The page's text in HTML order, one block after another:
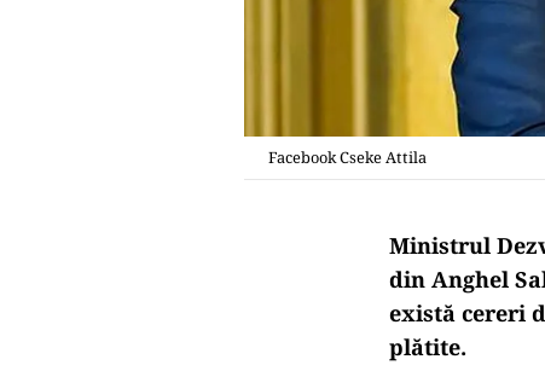
Facebook Cseke Attila
Ministrul
din Anghel
există cereri
plătite.